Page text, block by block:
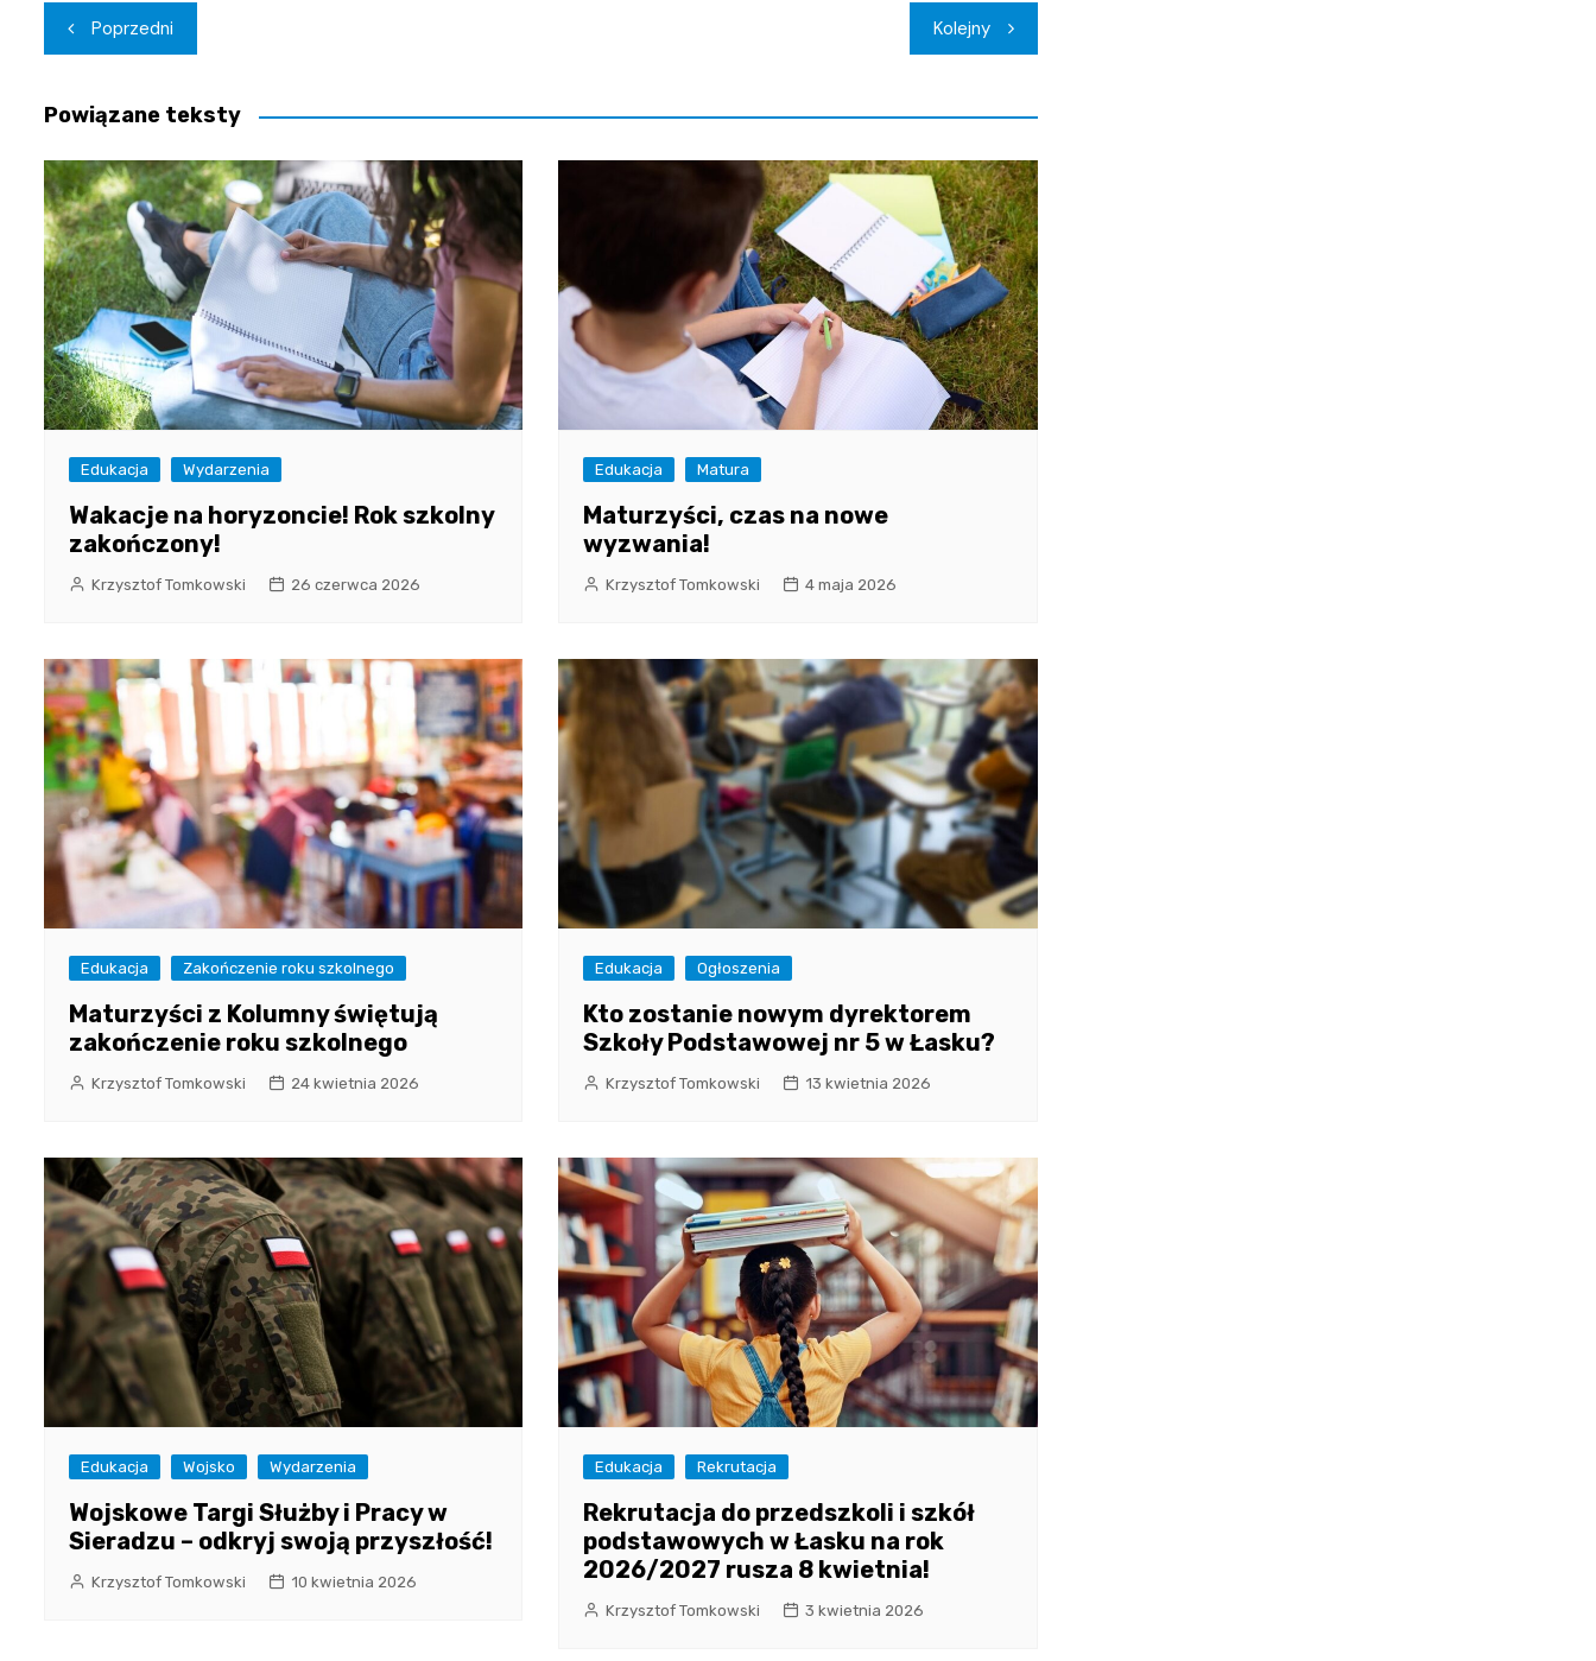
Nawigacja
wpisu
Poprzedni Kolejny
Powiązane teksty
Edukacja Wydarzenia
Wakacje na horyzoncie! Rok szkolny
zakończony!
Krzysztof Tomkowski 26 czerwca 2026
Edukacja Matura
Maturzyści, czas na nowe
wyzwania!
Krzysztof Tomkowski 4 maja 2026
Edukacja Zakończenie roku szkolnego
Maturzyści z Kolumny świętują
zakończenie roku szkolnego
Krzysztof Tomkowski 24 kwietnia 2026
Edukacja Ogłoszenia
Kto zostanie nowym dyrektorem
Szkoły Podstawowej nr 5 w Łasku?
Krzysztof Tomkowski 13 kwietnia 2026
Edukacja Wojsko Wydarzenia
Wojskowe Targi Służby i Pracy w
Sieradzu – odkryj swoją przyszłość!
Krzysztof Tomkowski 10 kwietnia 2026
Edukacja Rekrutacja
Rekrutacja do przedszkoli i szkół
podstawowych w Łasku na rok
2026/2027 rusza 8 kwietnia!
Krzysztof Tomkowski 3 kwietnia 2026